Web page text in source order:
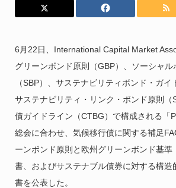
6月22日、International Capital Market
グリーンボンド原則（GBP）、ソーシャル
（SBP）、サステナビリティボンド・ガイ
サステナビリティ・リンク・ボンド原則（
債ガイドライン（CTBG）で構成される「
総会に合わせ、気候移行債に関する補足
ーンボンド原則と欧州グリーンボンド基準
書、およびサステナブル債券に対する構造
書を公表した。